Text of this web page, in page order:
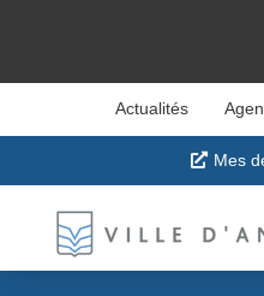
Actualités
Mes